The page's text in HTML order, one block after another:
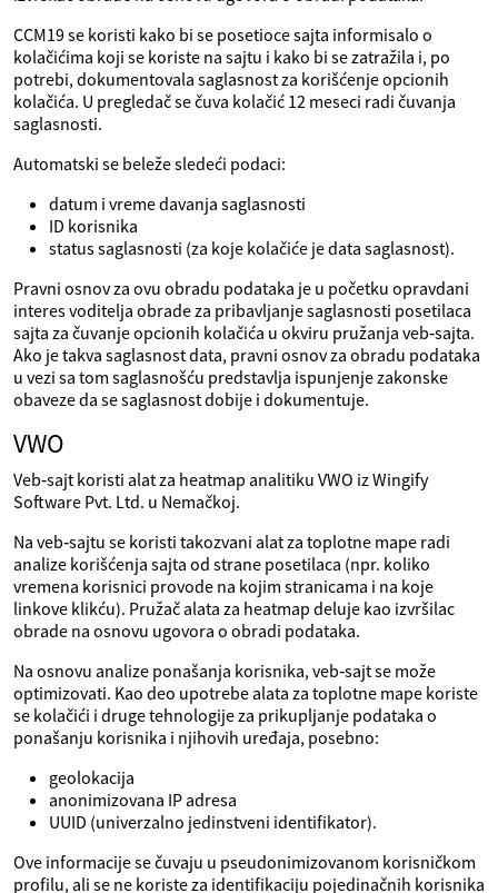
CCM19 se koristi kako bi se posetioce sajta informisalo o
kolačićima koji se koriste na sajtu i kako bi se zatražila i, po
potrebi, dokumentovala saglasnost za korišćenje opcionih
kolačića. U pregledač se čuva kolačić 12 meseci radi čuvanja
saglasnosti.
Automatski se beleže sledeći podaci:
datum i vreme davanja saglasnosti
ID korisnika
status saglasnosti (za koje kolačiće je data saglasnost).
Pravni osnov za ovu obradu podataka je u početku opravdani
interes voditelja obrade za pribavljanje saglasnosti posetilaca
sajta za čuvanje opcionih kolačića u okviru pružanja veb‑sajta.
Ako je takva saglasnost data, pravni osnov za obradu podataka
u vezi sa tom saglasnošću predstavlja ispunjenje zakonske
obaveze da se saglasnost dobije i dokumentuje.
VWO
Veb‑sajt koristi alat za heatmap analitiku VWO iz Wingify
Software Pvt. Ltd. u Nemačkoj.
Na veb‑sajtu se koristi takozvani alat za toplotne mape radi
analize korišćenja sajta od strane posetilaca (npr. koliko
vremena korisnici provode na kojim stranicama i na koje
linkove klikću). Pružač alata za heatmap deluje kao izvršilac
obrade na osnovu ugovora o obradi podataka.
Na osnovu analize ponašanja korisnika, veb‑sajt se može
optimizovati. Kao deo upotrebe alata za toplotne mape koriste
se kolačići i druge tehnologije za prikupljanje podataka o
ponašanju korisnika i njihovih uređaja, posebno:
geolokacija
anonimizovana IP adresa
UUID (univerzalno jedinstveni identifikator).
Ove informacije se čuvaju u pseudonimizovanom korisničkom
profilu, ali se ne koriste za identifikaciju pojedinačnih korisnika